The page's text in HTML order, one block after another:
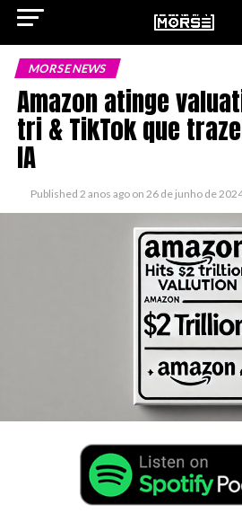
MORSE NEWS
Amazon atinge
tri & TikTok que
IA
Published 2 anos ago on 26 de junho de